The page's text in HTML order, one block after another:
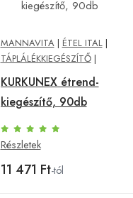
MANNAVITA| ÉTEL ITAL|
TÁPLÁLÉKKIEGÉSZÍTŐ|
KURKUNEX étrend-
kiegészítő, 90db
Részletek
11 471 Ft-tól